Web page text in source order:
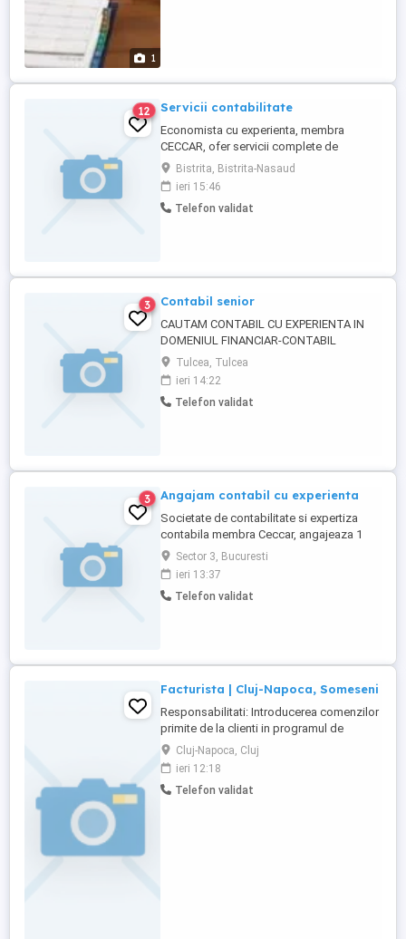
1
12 Servicii contabilitate
Economista cu experienta, membra
CECCAR, ofer servicii complete de
evidenta contabila, resurse umane si
servicii revisal privind salariatii, declaratii
fiscale, intocmire bilant pentru orice
domeniu de activitate atat la SRL cat si la
Bistrita, Bistrita-Nasaud
ieri 15:46
Telefon validat
3 Contabil senior
CAUTAM CONTABIL CU EXPERIENTA IN
DOMENIUL FINANCIAR-CONTABIL
Tulcea, Tulcea
ieri 14:22
Telefon validat
3 Angajam contabil cu experienta
Societate de contabilitate si expertiza
contabila membra Ceccar, angajeaza 1
persoana pe pozitia de contabil (cu
experienta minima 3 ani) pentru
inregistrarea documentelor pentru un
portofoliu de clienti alocat. Program de
Sector 3, Bucuresti
ieri 13:37
Telefon validat
Facturista | Cluj-Napoca, Someseni
Responsabilitati: Introducerea comenzilor
primite de la clienti in programul de
gestiune Emiterea facturilor, chitantelor si
avizelor de insotire a marfii Inregistrarea si
transmiterea reclamatiilor clientilor catre
departamentele responsabile Urmarirea
Cluj-Napoca, Cluj
ieri 12:18
Telefon validat